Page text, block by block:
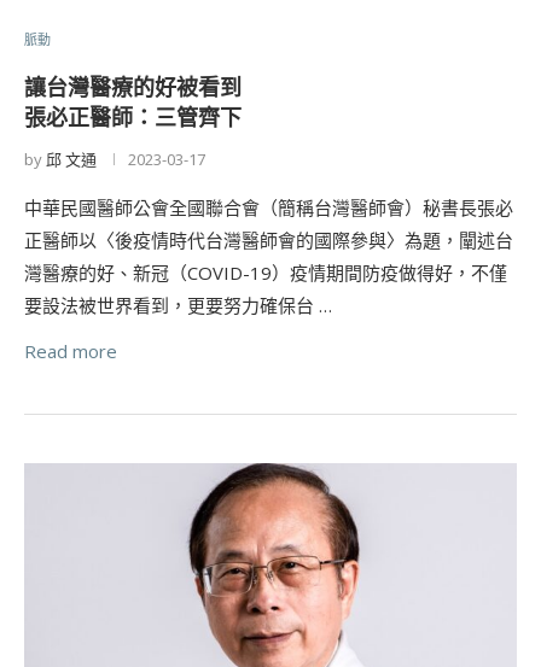
脈動
讓台灣醫療的好被看到
張必正醫師：三管齊下
by 邱 文通 2023-03-17
中華民國醫師公會全國聯合會（簡稱台灣醫師會）秘書長張必
正醫師以〈後疫情時代台灣醫師會的國際參與〉為題，闡述台
灣醫療的好、新冠（COVID-19）疫情期間防疫做得好，不僅
要設法被世界看到，更要努力確保台 …
Read more